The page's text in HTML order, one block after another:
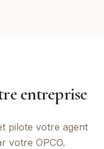
entreprise
pilote votre agent
votre OPCO.